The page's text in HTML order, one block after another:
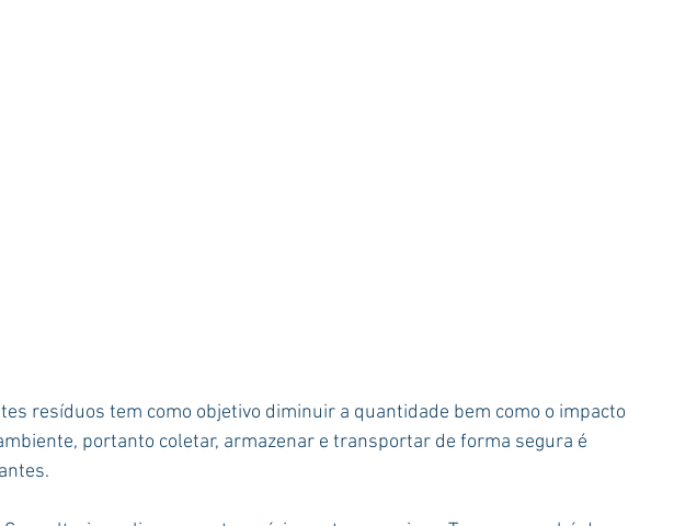
resíduos tem como objetivo diminuir a quantidade bem como o impacto
portanto coletar, armazenar e transportar de forma segura é